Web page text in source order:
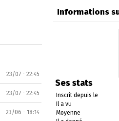
23/07 - 22:45
23/07 - 22:45
23/06 - 18:14
Informations
Ses stats
Inscrit depuis le
Il a vu
Moyenne